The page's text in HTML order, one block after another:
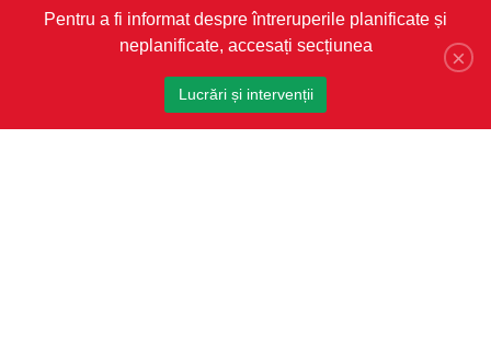
CET-Nord
CET-Nord are un nou director general interimar
S.A. „CET-Nord” a participat la Misiunea Economică a
oamenilor de afaceri din Republica Moldova în Austria
×
Pentru a fi informat despre întreruperile planificate și
neplanificate, accesați secțiunea
Lucrări și intervenții